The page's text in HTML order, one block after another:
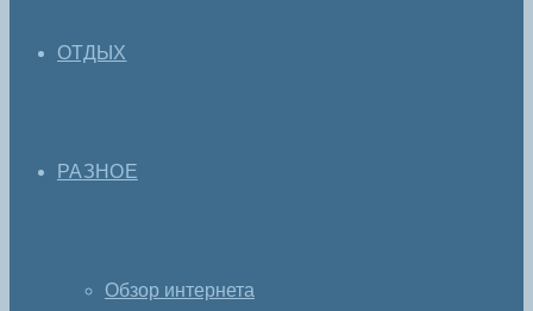
ОТДЫХ
РАЗНОЕ
Обзор интернета